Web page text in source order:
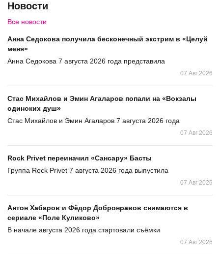
Новости
Все новости
Анна Седокова получила бесконечный экстрим в «Целуй
меня»
Анна Седокова 7 августа 2026 года представила
07 Авг 2026
Стас Михайлов и Эмин Агаларов попали на «Вокзалы
одиноких душ»
Стас Михайлов и Эмин Агаларов 7 августа 2026 года
07 Авг 2026
Rock Privet переиначил «Сансару» Басты
Группа Rock Privet 7 августа 2026 года выпустила
07 Авг 2026
Антон Хабаров и Фёдор Добронравов снимаются в
сериале «Поле Куликово»
В начале августа 2026 года стартовали съёмки
07 Авг 2026